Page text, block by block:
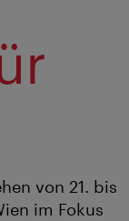
von 21. bis
im Fokus